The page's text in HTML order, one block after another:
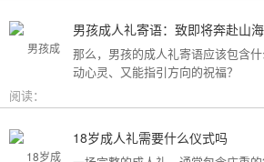
男孩成人礼寄语：致即将奔赴山
那么，男孩的成人礼寄语应该包含
动心灵、又能指引方向的祝福？
阅读：
18岁成人礼需要什么仪式吗